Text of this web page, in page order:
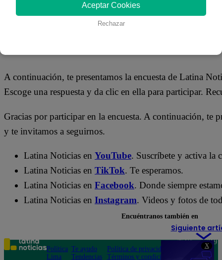
X
A continuación, te presentamos la encuesta de Latina
Escoge una respuesta y da clic en ella para participar.
Gracias por participar en la encuesta. A continuación, te
y te invitamos a seguirnos.
Latina Noticias en YouTube. Suscríbete y activa la
Latina Noticias en TikTok. Te esperamos.
Latina Noticias en Facebook. Donde siempre
Latina Noticias en Instagram. Videos y fotos de
Siguiente
Aceptar Cookies
Rechazar
Encuéntranos también en
Política
Lima
Te ayudo
Tendencias
Política de privacidad
Términos y condiciones
Teléfono: 219
Av. San